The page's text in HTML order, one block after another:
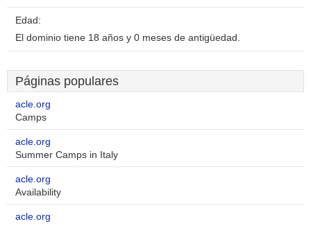
Edad:
El dominio tiene 18 años y 0 meses de antigüedad.
Páginas populares
acle.org
Camps
acle.org
Summer Camps in Italy
acle.org
Availability
acle.org